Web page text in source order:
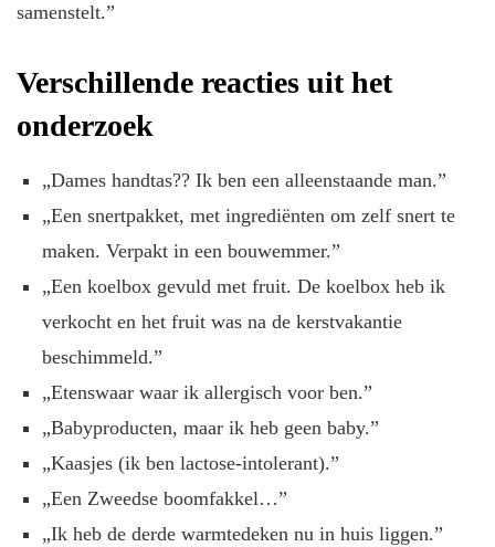
samenstelt.”
Verschillende reacties uit het
onderzoek
„Dames handtas?? Ik ben een alleenstaande man.”
„Een snertpakket, met ingrediënten om zelf snert te
maken. Verpakt in een bouwemmer.”
„Een koelbox gevuld met fruit. De koelbox heb ik
verkocht en het fruit was na de kerstvakantie
beschimmeld.”
„Etenswaar waar ik allergisch voor ben.”
„Babyproducten, maar ik heb geen baby.”
„Kaasjes (ik ben lactose-intolerant).”
„Een Zweedse boomfakkel…”
„Ik heb de derde warmtedeken nu in huis liggen.”